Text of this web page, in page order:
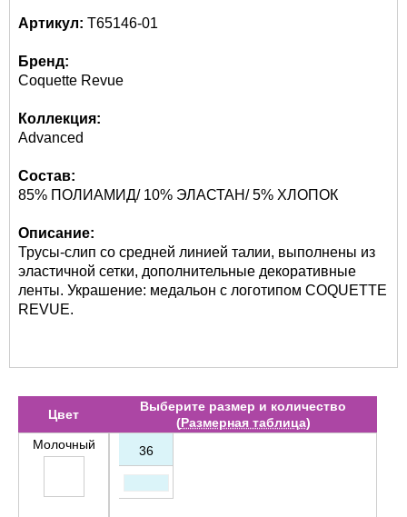
Артикул: Т65146-01
Бренд:
Coquette Revue
Коллекция:
Advanced
Состав:
85% ПОЛИАМИД/ 10% ЭЛАСТАН/ 5% ХЛОПОК
Описание:
Трусы-слип со средней линией талии, выполнены из
эластичной сетки, дополнительные декоративные
ленты. Украшение: медальон с логотипом COQUETTE
REVUE.
Цвет
Выберите размер и количество
(Размерная таблица)
Молочный
36